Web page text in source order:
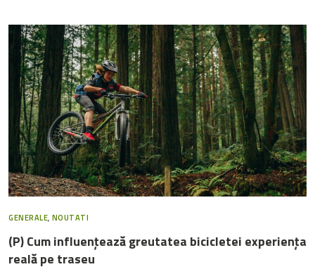
GENERALE, NOUTATI
(P) Cum influențează greutatea bicicletei experiența
reală pe traseu